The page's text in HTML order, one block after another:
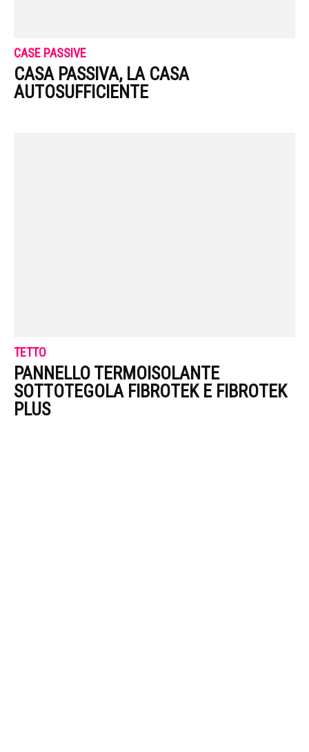
CASE PASSIVE
CASA PASSIVA, LA CASA
AUTOSUFFICIENTE
TETTO
PANNELLO TERMOISOLANTE
SOTTOTEGOLA FIBROTEK E FIBROTEK
PLUS